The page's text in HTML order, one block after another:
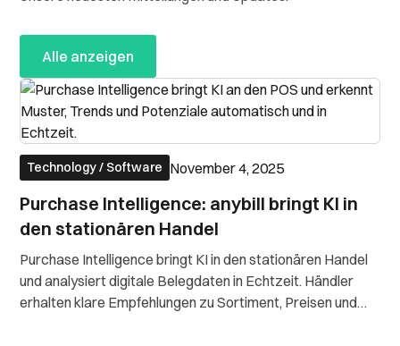
Alle anzeigen
Technology / Software November 4, 2025
Purchase Intelligence: anybill bringt KI in
den stationären Handel
Purchase Intelligence bringt KI in den stationären Handel
und analysiert digitale Belegdaten in Echtzeit. Händler
erhalten klare Empfehlungen zu Sortiment, Preisen und